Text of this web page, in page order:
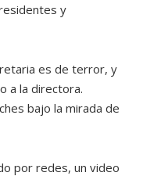
y
es de terror, y
a la directora.
bajo la mirada de
por redes, un video